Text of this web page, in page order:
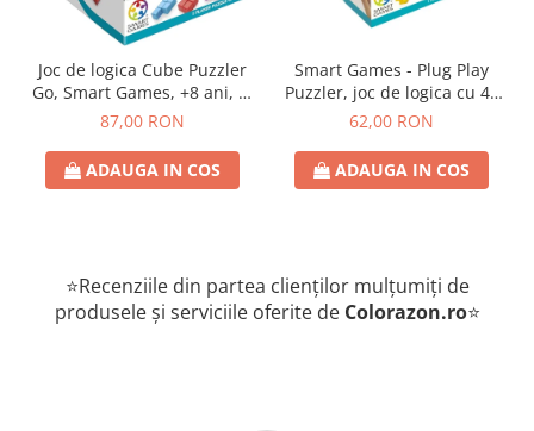
Joc de logica Cube Puzzler
Go, Smart Games, +8 ani, lb
romana
87,00 RON
ADAUGA IN COS
Smart Games - Plug Play
Puzzler, joc de logica cu 48
de provocari, 6+ ani, lb
62,00 RON
ADAUGA IN COS
⭐Recenziile din partea clienților mulțumiți de
produsele și serviciile oferite de Colorazon.ro⭐